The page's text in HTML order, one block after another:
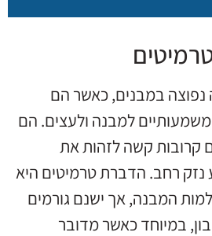
נפוצה במבנים, כאשר הם
משמעותיים למבנה ולעצים. הם
קרובות קשה לזהות את
רחב. הדברת טרמיטים היא
המבנה, אך ישנם גורמים
במיוחד כאשר מדובר